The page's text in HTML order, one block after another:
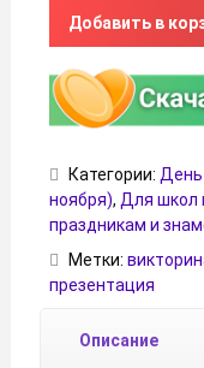
Количество
Добавить в
Категории: День
ноября), Для школ
праздникам и
Метки:
презентация
Описание